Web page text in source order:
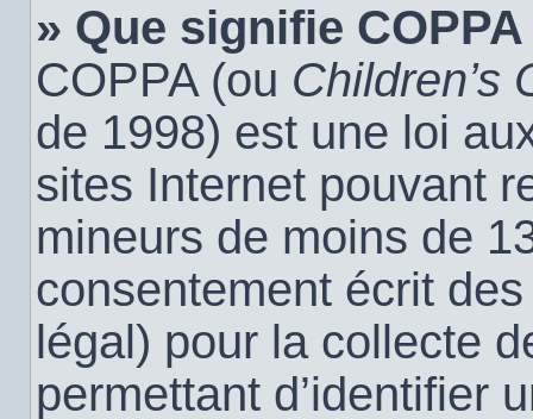
» Que signifie
COPPA (ou Children’s
de 1998) est une loi
sites Internet pouvant
mineurs de moins de
consentement écrit
légal) pour la collecte
permettant d’identifier